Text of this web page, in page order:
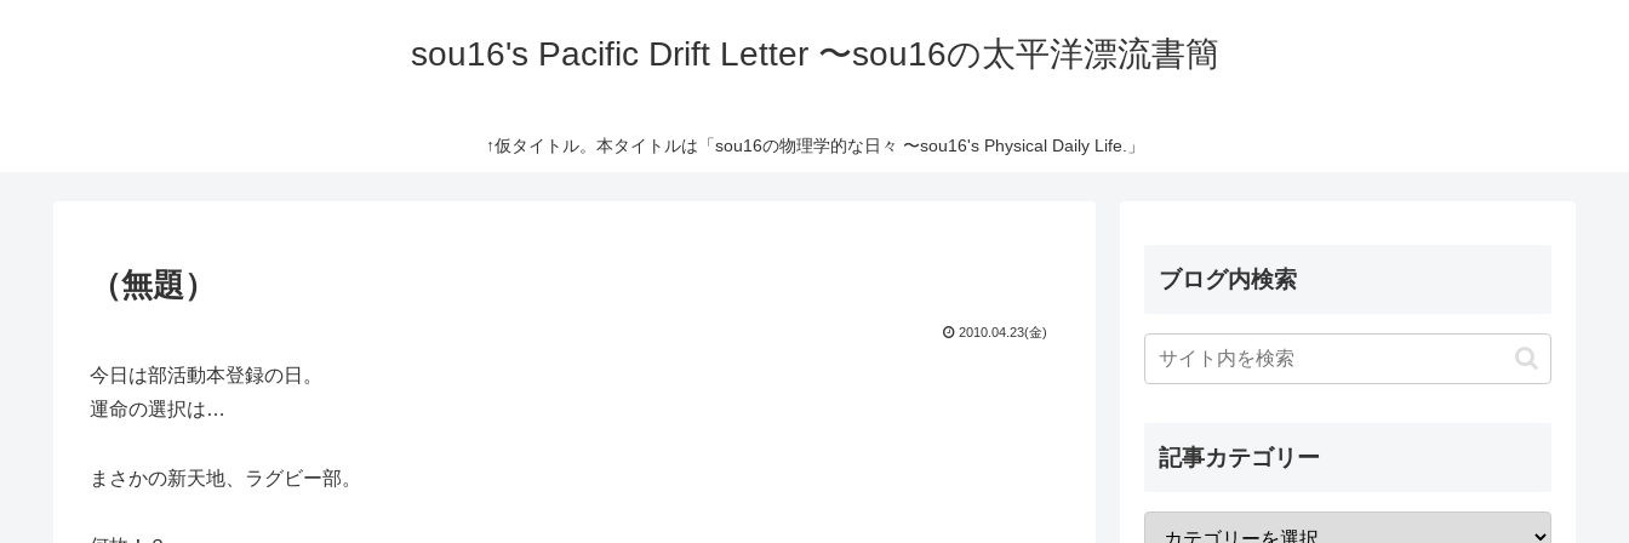
sou16's Pacific Drift Letter 〜sou16の太平洋漂流書簡
↑仮タイトル。本タイトルは「sou16の物理学的な日々 〜sou16's Physical Daily Life.」
（無題）
2010.04.23(金)
今日は部活動本登録の日。
運命の選択は…
まさかの新天地、ラグビー部。
ブログ内検索
記事カテゴリー